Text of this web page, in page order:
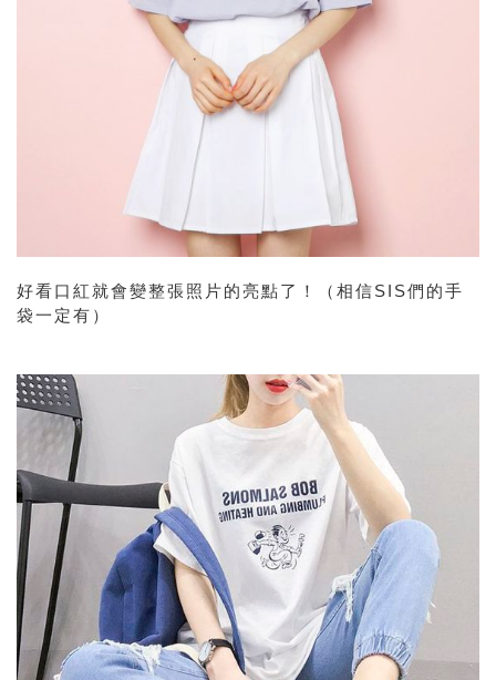
好看口紅就會變整張照片的亮點了！（相信SIS們的手
袋一定有）